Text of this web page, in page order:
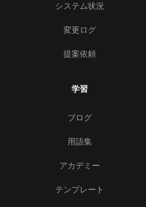
システム状況
変更ログ
提案依頼
学習
ブログ
用語集
アカデミー
テンプレート